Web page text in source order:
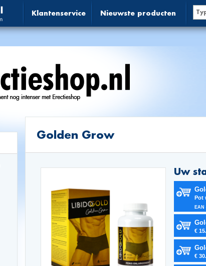
Klantenservice Nieuwste producten
Golden Grow
Uw
Pot
EAN
€
€